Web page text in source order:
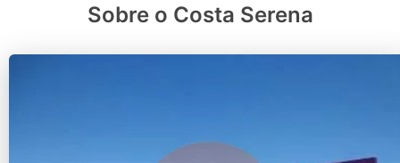
Sobre o Costa Serena